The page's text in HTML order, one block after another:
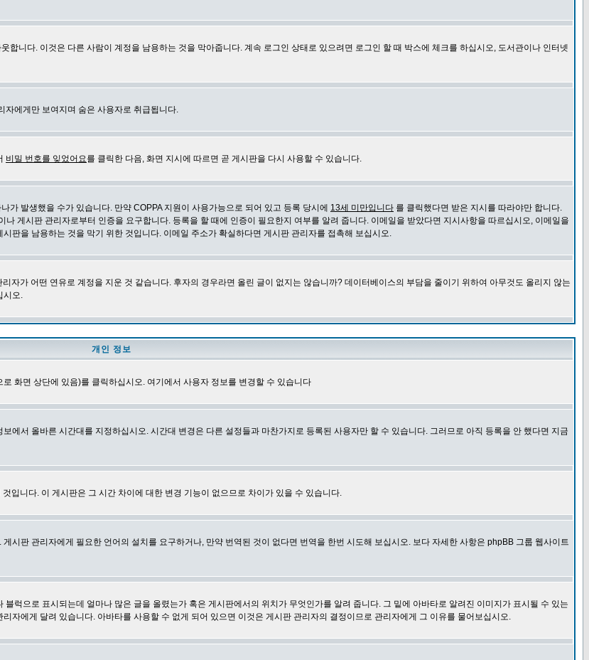
합니다. 이것은 다른 사람이 계정을 남용하는 것을 막아줍니다. 계속 로그인 상태로 있으려면 로그인 할 때 박스에 체크를 하십시오, 도서관이나 인터넷
에게만 보여지며 숨은 사용자로 취급됩니다.
비밀 번호를 잊었어요를 클릭한 다음, 화면 지시에 따르면 곧 게시판을 다시 사용할 수 있습니다.
발생했을 수가 있습니다. 만약 COPPA 지원이 사용가능으로 되어 있고 등록 당시에 13세 미만입니다 를 클릭했다면 받은 지시를 따라야만 합니다.
게시판 관리자로부터 인증을 요구합니다. 등록을 할 때에 인증이 필요한지 여부를 알려 줍니다. 이메일을 받았다면 지시사항을 따르십시오, 이메일을
판을 남용하는 것을 막기 위한 것입니다. 이메일 주소가 확실하다면 게시판 관리자를 접촉해 보십시오.
자가 어떤 연유로 계정을 지운 것 같습니다. 후자의 경우라면 올린 글이 없지는 않습니까? 데이터베이스의 부담을 줄이기 위하여 아무것도 올리지 않는
시오.
개인 정보
로 화면 상단에 있음)를 클릭하십시오. 여기에서 사용자 정보를 변경할 수 있습니다
에서 올바른 시간대를 지정하십시오. 시간대 변경은 다른 설정들과 마찬가지로 등록된 사용자만 할 수 있습니다. 그러므로 아직 등록을 안 했다면 지금
입니다. 이 게시판은 그 시간 차이에 대한 변경 기능이 없으므로 차이가 있을 수 있습니다.
시판 관리자에게 필요한 언어의 설치를 요구하거나, 만약 번역된 것이 없다면 번역을 한번 시도해 보십시오. 보다 자세한 사항은 phpBB 그룹 웹사이트
럭으로 표시되는데 얼마나 많은 글을 올렸는가 혹은 게시판에서의 위치가 무엇인가를 알려 줍니다. 그 밑에 아바타로 알려진 이미지가 표시될 수 있는
자에게 달려 있습니다. 아바타를 사용할 수 없게 되어 있으면 이것은 게시판 관리자의 결정이므로 관리자에게 그 이유를 물어보십시오.